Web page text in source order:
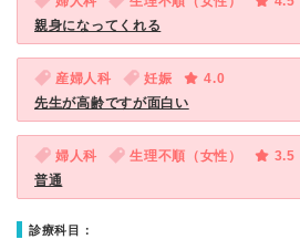
親身になってくれる
産婦人科 妊娠
4.0
先生が高齢ですが面白い
婦人科 生理不順（女性）
3.5
普通
診療科目：